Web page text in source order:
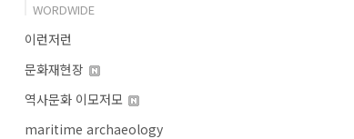
WORDWIDE
이런저런
문화재현장
역사문화 이모저모
maritime archaeology